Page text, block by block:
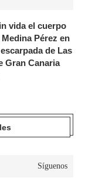
vida el cuerpo
Pérez en
de Las
Gran Canaria
Síguenos